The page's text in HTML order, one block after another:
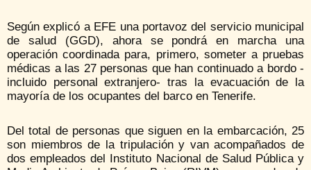
Según explicó a EFE una portavoz del servicio municipal
de salud (GGD), ahora se pondrá en marcha una
operación coordinada para, primero, someter a pruebas
médicas a las 27 personas que han continuado a bordo -
incluido personal extranjero- tras la evacuación de la
mayoría de los ocupantes del barco en Tenerife.
Del total de personas que siguen en la embarcación, 25
son miembros de la tripulación y van acompañados de
dos empleados del Instituto Nacional de Salud Pública y